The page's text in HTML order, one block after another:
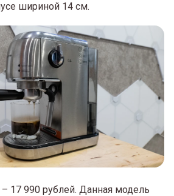
шириной 14 см.
17 990 рублей. Данная модель